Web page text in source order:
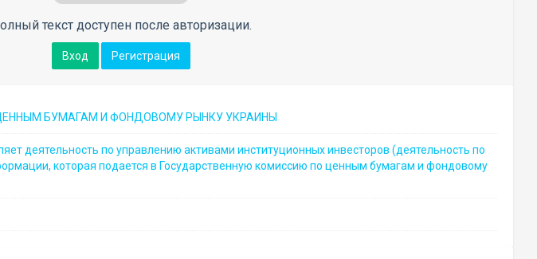
текст доступен после авторизации.
Вход Регистрация
БУМАГАМ И ФОНДОВОМУ РЫНКУ УКРАИНЫ
деятельность по управлению активами институционных инвесторов (деятельность по
которая подается в Государственную комиссию по ценным бумагам и фондовому